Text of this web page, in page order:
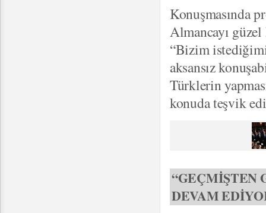
Konuşmasında
Almancayı
“Bizim
aksansız
Türklerin
konuda teşvik
“GEÇMİŞTEN
DEVAM